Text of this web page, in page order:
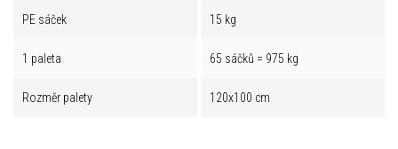
PE sáček 15 kg
1 paleta 65 sáčků = 975 kg
Rozměr palety 120x100 cm